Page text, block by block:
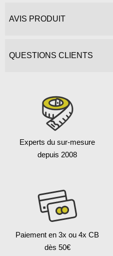
AVIS PRODUIT
QUESTIONS CLIENTS
Experts du sur-mesure
depuis 2008
Paiement en 3x ou 4x CB
dès 50€